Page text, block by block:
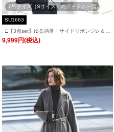
7号サイズ（Sサイズ）のアイテム一覧
SU1663
□【3点set】ゆる洒落・サイドリボンジレ＆ス
リムテーパードパンツフリルブラウス付き
9,999円(税込)